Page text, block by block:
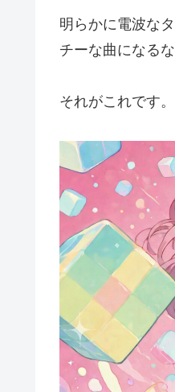
明らかに電波な
チーな曲になる
それがこれです。
プ
ー
ヤ